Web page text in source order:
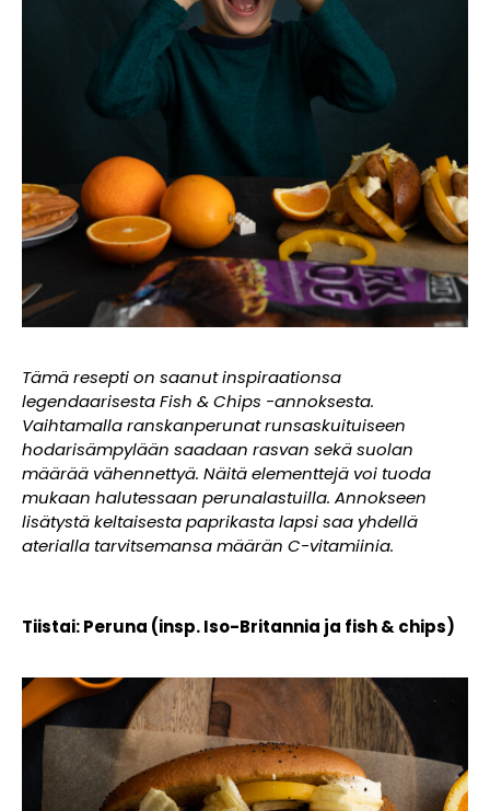
Tämä resepti on saanut inspiraationsa
legendaarisesta Fish & Chips -annoksesta.
Vaihtamalla ranskanperunat runsaskuituiseen
hodarisämpylään saadaan rasvan sekä suolan
määrää vähennettyä. Näitä elementtejä voi tuoda
mukaan halutessaan perunalastuilla. Annokseen
lisätystä keltaisesta paprikasta lapsi saa yhdellä
aterialla tarvitsemansa määrän C-vitamiinia.
Tiistai: Peruna (insp. Iso-Britannia ja fish & chips)